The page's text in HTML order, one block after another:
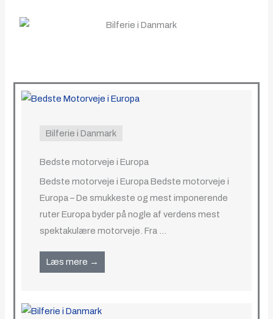
Bilferie i Danmark
Bedste motorveje i Europa
Bedste motorveje i Europa Bedste motorveje i
Europa – De smukkeste og mest imponerende
ruter Europa byder på nogle af verdens mest
spektakulære motorveje. Fra ...
Læs mere →